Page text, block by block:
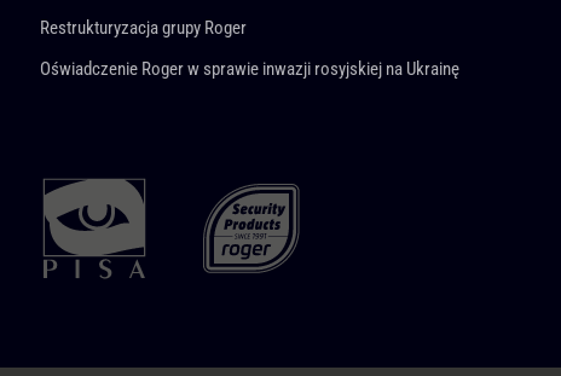
Restrukturyzacja grupy Roger
Oświadczenie Roger w sprawie inwazji rosyjskiej na Ukrainę